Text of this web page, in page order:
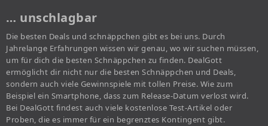
… unschlagbar
Die besten Deals und schnäppchen gibt es bei uns. Durch
Jahrelange Erfahrungen wissen wir genau, wo wir suchen müssen,
um für dich die besten Schnäppchen zu finden. DealGott
ermöglicht dir nicht nur die besten Schnäppchen und Deals,
sondern auch viele Gewinnspiele mit tollen Preise. Wie zum
Beispiel ein Smartphone, dass zum Release-Datum verlost wird.
Bei DealGott findest auch viele kostenlose Test-Artikel oder
Proben, die es immer für ein begrenztes Kontingent gibt.